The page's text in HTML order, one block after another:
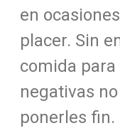
en
placer. Sin
comida
negativas
ponerles fin.